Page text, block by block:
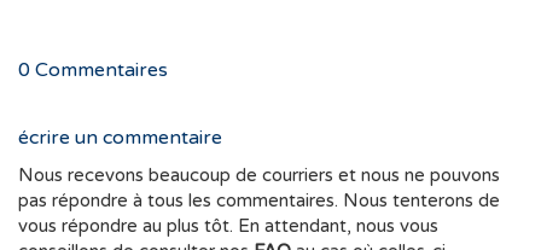
0 Commentaires
écrire un commentaire
Nous recevons beaucoup de courriers et nous ne pouvons
pas répondre à tous les commentaires. Nous tenterons de
vous répondre au plus tôt. En attendant, nous vous